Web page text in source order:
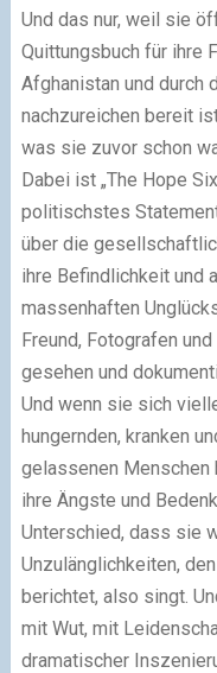
Und das nur, weil sie
Quittungsbuch für ihre
Afghanistan und durch
nachzureichen bereit
was sie zuvor schon
Dabei ist „The Hope
politischstes
über die
ihre Befindlichkeit und
massenhaften
Freund, Fotografen
gesehen und
Und wenn sie sich
hungernden, kranken
gelassenen Menschen
ihre Ängste und
Unterschied, dass sie
Unzulänglichkeiten,
berichtet, also singt.
mit Wut, mit
dramatischer